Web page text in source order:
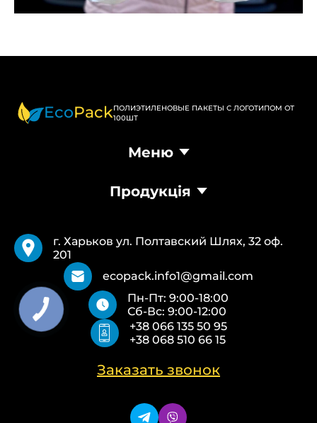
EcoPackПОЛИЭТИЛЕНОВЫЕ ПАКЕТЫ С ЛОГОТИПОМ ОТ
100ШТ
Заказать звонок
Меню
Продукция
Pantone
Возврат и обмен
О нас
Политика конфиденциальности
Продукція
Курьерские пакеты
Бумажные пакеты Белые
Бумажные пакеты Бурые
Пакеты Zip-Lock (Слайдер)
Пакети банан ПВХ
Скотч с логотипом
Упаковочные пакеты ПВД, ПНД
Еко сумки об’ємні
Еко сумки «Майка»
Еко сумки «Банан»
г. Харьков ул. Полтавский Шлях, 32 оф.
201
ecopack.info1@gmail.com
Пн-Пт: 9:00-18:00
Сб-Вс: 9:00-12:00
+38 066 135 50 95
+38 068 510 66 15